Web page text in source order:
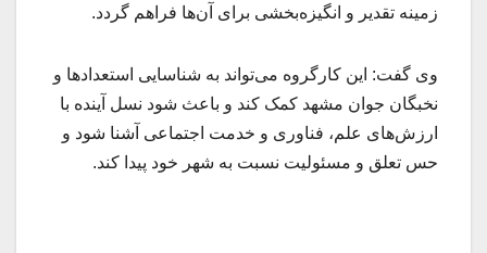
زمینه تقدیر و انگیزه‌بخشی برای آن‌ها فراهم گردد.
وی گفت: این کارگروه می‌تواند به شناسایی استعدادها و
نخبگان جوان مشهد کمک کند و باعث شود نسل آینده با
ارزش‌های علم، فناوری و خدمت اجتماعی آشنا شود و
حس تعلق و مسئولیت نسبت به شهر خود پیدا کند.